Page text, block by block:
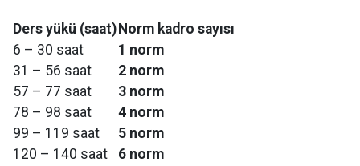
Ders yükü (saat) Norm kadro sayısı
6 – 30 saat
1 norm
31 – 56 saat
2 norm
57 – 77 saat
3 norm
78 – 98 saat
4 norm
99 – 119 saat
5 norm
120 – 140 saat
6 norm